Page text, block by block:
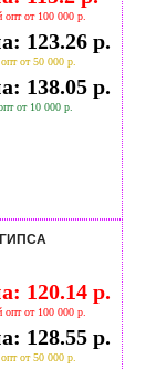
опт от 100 000 р.
123.26 р.
от 50 000 р.
138.05 р.
от 10 000 р.
120.14 р.
опт от 100 000 р.
128.55 р.
от 50 000 р.